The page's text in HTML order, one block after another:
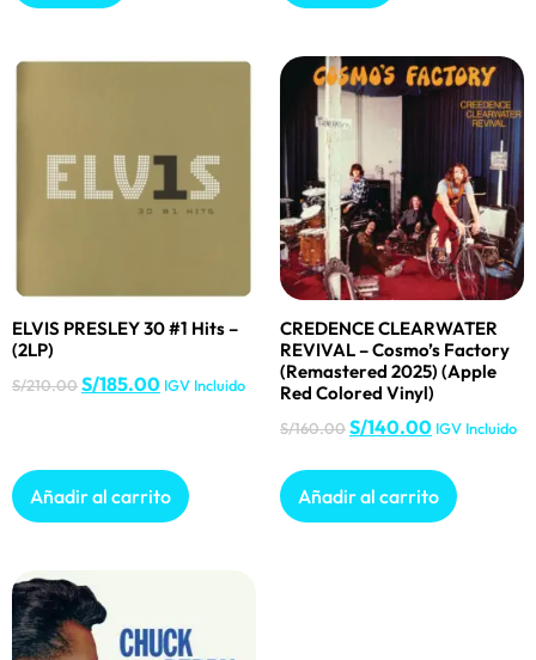
ELVIS PRESLEY 30 #1 Hits –
(2LP)
S/210.00S/185.00 IGV Incluido
Añadir al carrito
CREDENCE CLEARWATER
REVIVAL – Cosmo’s Factory
(Remastered 2025) (Apple
Red Colored Vinyl)
S/160.00S/140.00 IGV Incluido
Añadir al carrito